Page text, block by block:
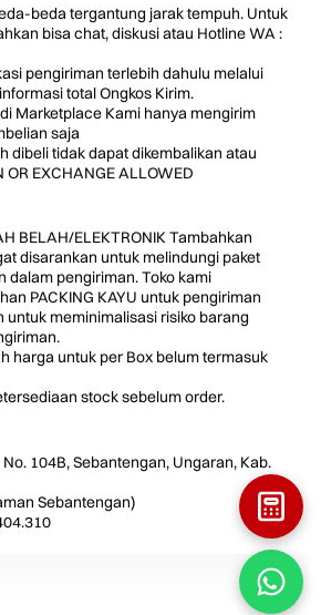
beda tergantung jarak tempuh. Untuk
bisa chat, diskusi atau Hotline WA :
pengiriman terlebih dahulu melalui
total Ongkos Kirim.
Marketplace Kami hanya mengirim
saja
dibeli tidak dapat dikembalikan atau
OR EXCHANGE ALLOWED
BELAH/ELEKTRONIK Tambahkan
disarankan untuk melindungi paket
dalam pengiriman. Toko kami
PACKING KAYU untuk pengiriman
untuk meminimalisasi risiko barang
harga untuk per Box belum termasuk
stock sebelum order.
104B, Sebantengan, Ungaran, Kab.
Sebantengan)